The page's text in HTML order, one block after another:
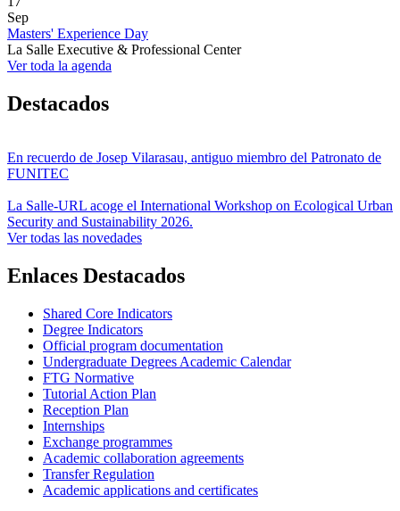
Sep
Masters' Experience Day
La Salle Executive & Professional Center
Ver toda la agenda
Destacados
En recuerdo de Josep Vilarasau, antiguo miembro del Patronato de
FUNITEC
La Salle-URL acoge el International Workshop on Ecological Urban
Security and Sustainability 2026.
Ver todas las novedades
Enlaces Destacados
Shared Core Indicators
Degree Indicators
Official program documentation
Undergraduate Degrees Academic Calendar
FTG Normative
Tutorial Action Plan
Reception Plan
Internships
Exchange programmes
Academic collaboration agreements
Transfer Regulation
Academic applications and certificates